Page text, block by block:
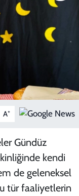
A+
Gündüz
kendi
de geleneksel
tür faaliyetlerin